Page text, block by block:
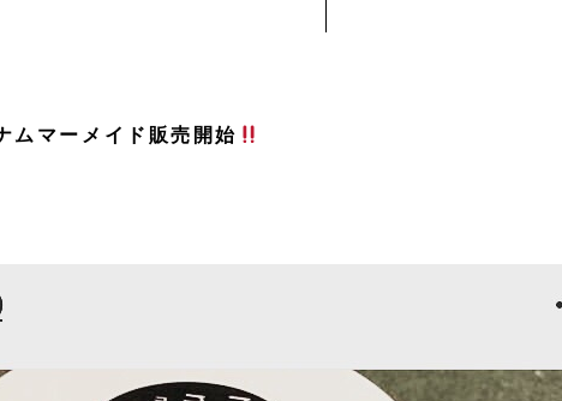
ムマーメイド販売開始